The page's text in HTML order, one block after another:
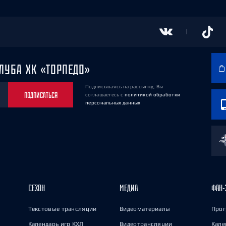
ХК «ТОРПЕДО»
ПОДПИСАТЬСЯ
Подписываясь на рассылку, Вы
соглашаетесь с политикой обработки
персональных данных
СЕЗОН
Текстовые трансляции
Календарь игр КХЛ
МЕДИА
Видеоматериалы
Видеотрансляции
ФАН-